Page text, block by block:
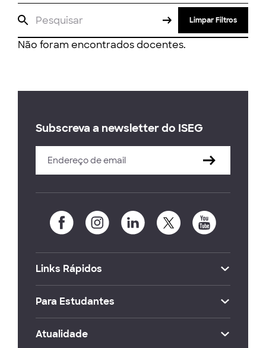
Limpar Filtros
Não foram encontrados docentes.
Subscreva a newsletter do ISEG
Links Rápidos
Para Estudantes
Atualidade